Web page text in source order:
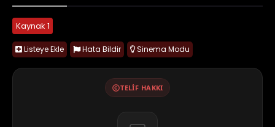
Kaynak 1
Listeye Ekle Hata Bildir Sinema Modu
TELIF HAKKI